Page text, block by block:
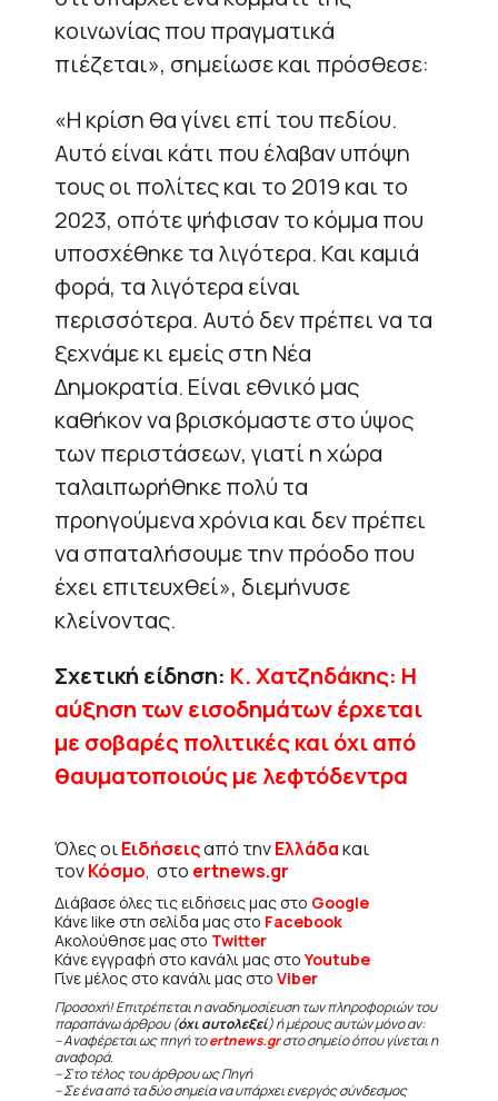
κοινωνίας που πραγματικά
πιέζεται», σημείωσε και πρόσθεσε:
«Η κρίση θα γίνει επί του πεδίου.
Αυτό είναι κάτι που έλαβαν υπόψη
τους οι πολίτες και το 2019 και το
2023, οπότε ψήφισαν το κόμμα που
υποσχέθηκε τα λιγότερα. Και καμιά
φορά, τα λιγότερα είναι
περισσότερα. Αυτό δεν πρέπει να τα
ξεχνάμε κι εμείς στη Νέα
Δημοκρατία. Είναι εθνικό μας
καθήκον να βρισκόμαστε στο ύψος
των περιστάσεων, γιατί η χώρα
ταλαιπωρήθηκε πολύ τα
προηγούμενα χρόνια και δεν πρέπει
να σπαταλήσουμε την πρόοδο που
έχει επιτευχθεί», διεμήνυσε
κλείνοντας.
Σχετική είδηση: Κ. Χατζηδάκης: Η
αύξηση των εισοδημάτων έρχεται
με σοβαρές πολιτικές και όχι από
θαυματοποιούς με λεφτόδεντρα
Όλες οιΕιδήσειςαπό τηνΕλλάδακαι
τονΚόσμο, στο ertnews.gr
Διάβασε όλες τις ειδήσεις μας στο Google
Κάνε like στη σελίδα μας στο Facebook
Ακολούθησε μας στο Twitter
Κάνε εγγραφή στο κανάλι μας στοYoutube
Γίνε μέλος στο κανάλι μας στο Viber
Προσοχή! Επιτρέπεται η αναδημοσίευση των πληροφοριών του
παραπάνω άρθρου (όχι αυτολεξεί) ή μέρους αυτών μόνο αν:
– Αναφέρεται ως πηγή τοertnews.grστο σημείο όπου γίνεται η
αναφορά.
– Στο τέλος του άρθρου ως Πηγή
– Σε ένα από τα δύο σημεία να υπάρχει ενεργός σύνδεσμος